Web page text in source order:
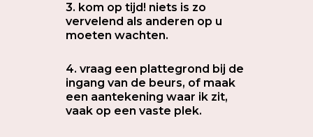
3. kom op tijd! niets is zo
vervelend als anderen op u
moeten wachten.
4. vraag een plattegrond bij de
ingang van de beurs, of maak
een aantekening waar ik zit,
vaak op een vaste plek.